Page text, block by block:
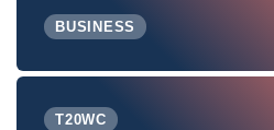
BUSINESS
T20WC